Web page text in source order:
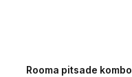
Rooma pitsade kombo